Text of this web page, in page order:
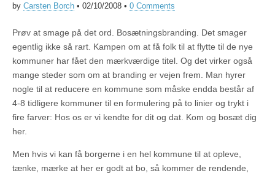
by Carsten Borch • 02/10/2008 • 0 Comments
Prøv at smage på det ord. Bosætningsbranding. Det smager
egentlig ikke så rart. Kampen om at få folk til at flytte til de nye
kommuner har fået den mærkværdige titel. Og det virker også
mange steder som om at branding er vejen frem. Man hyrer
nogle til at reducere en kommune som måske endda består af
4-8 tidligere kommuner til en formulering på to linier og trykt i
fire farver: Hos os er vi kendte for dit og dat. Kom og bosæt dig
her.
Men hvis vi kan få borgerne i en hel kommune til at opleve,
tænke, mærke at her er godt at bo, så kommer de rendende,